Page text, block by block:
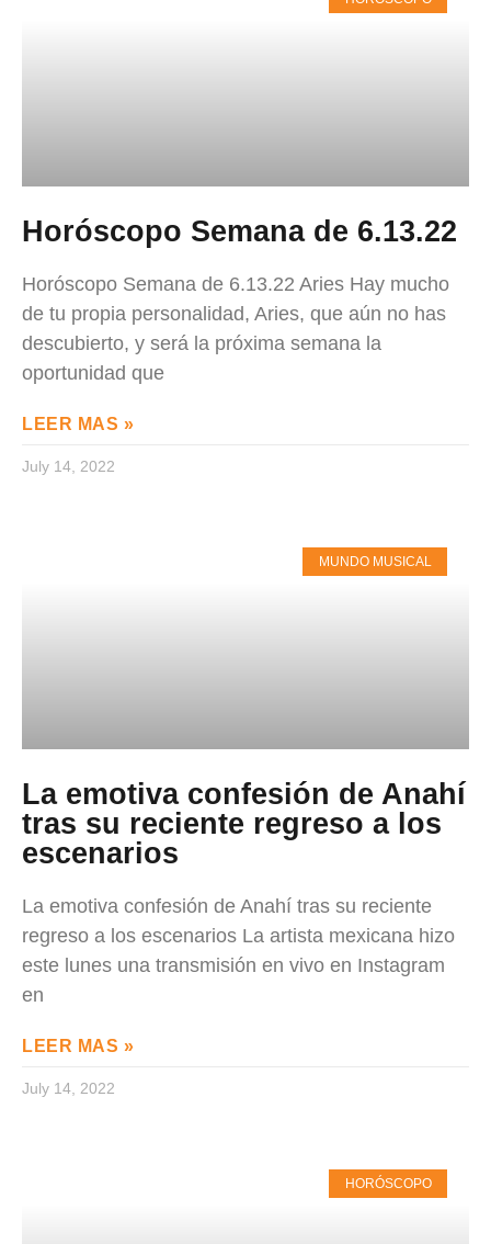
Horóscopo Semana de 6.13.22
Horóscopo Semana de 6.13.22 Aries Hay mucho
de tu propia personalidad, Aries, que aún no has
descubierto, y será la próxima semana la
oportunidad que
LEER MAS »
July 14, 2022
MUNDO MUSICAL
La emotiva confesión de Anahí
tras su reciente regreso a los
escenarios
La emotiva confesión de Anahí tras su reciente
regreso a los escenarios La artista mexicana hizo
este lunes una transmisión en vivo en Instagram
en
LEER MAS »
July 14, 2022
HORÓSCOPO